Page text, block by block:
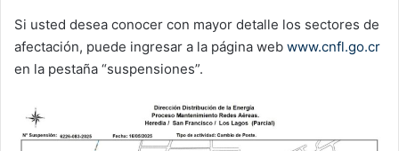
Si usted desea conocer con mayor detalle los sectores de
afectación, puede ingresar a la página web www.cnfl.go.cr
en la pestaña “suspensiones”.